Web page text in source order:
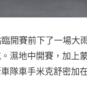
臨開賽前下了一場大
濕地中開賽，加上
隊車手米克舒密加